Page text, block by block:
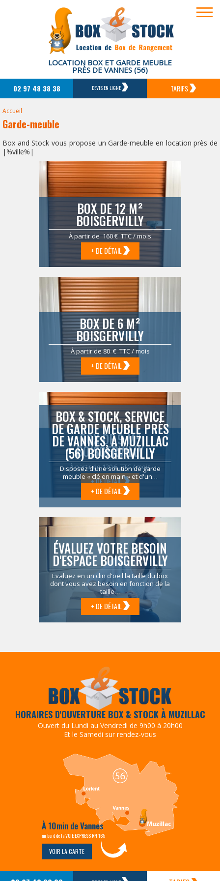
LOCATION BOX ET GARDE MEUBLE
PRÈS DE VANNES (56)
02 97 48 38 38 DEVIS EN LIGNE TARIFS
Accueil
Garde-meuble
Box and Stock vous propose un Garde-meuble en location près de
|%ville%|
BOX DE 12 M²
BOISGERVILLY
À partir de 160 € TTC / mois
+ DE DÉTAIL
BOX DE 6 M²
BOISGERVILLY
À partir de 80 € TTC / mois
+ DE DÉTAIL
BOX DE 9 M²
BOISGERVILLY
À partir de 120 € TTC / mois
+ DE DÉTAIL
BOX & STOCK, SERVICE
DE GARDE MEUBLE PRÈS
DE VANNES, À MUZILLAC
(56) BOISGERVILLY
Disposez d'une solution de garde
meuble « clé en main » et d'un…
+ DE DÉTAIL
ÉVALUEZ VOTRE BESOIN
D'ESPACE BOISGERVILLY
Evaluez en un clin d'oeil la taille du box
dont vous avez besoin en fonction de la
taille…
+ DE DÉTAIL
HORAIRES D'OUVERTURE BOX & STOCK À MUZILLAC
Ouvert du Lundi au Vendredi de 9h00 à 20h00
Et le Samedi sur rendez-vous
À 10min de Vannes
au bord de la VOIE EXPRESS RN 165
VOIR LA CARTE